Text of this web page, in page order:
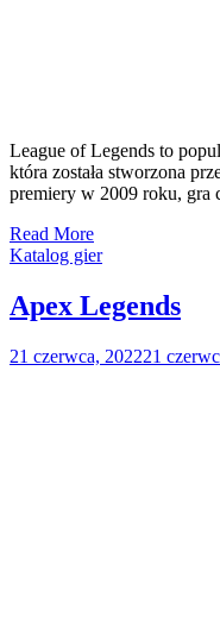
League of Legends to
która została stworzona
premiery w 2009 roku, gra
Read More
Katalog gier
Apex Legends
21 czerwca, 202221